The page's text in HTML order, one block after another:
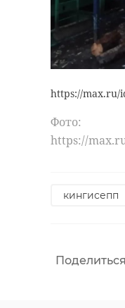
https://max.ru/
Фото:
https://
кингисепп